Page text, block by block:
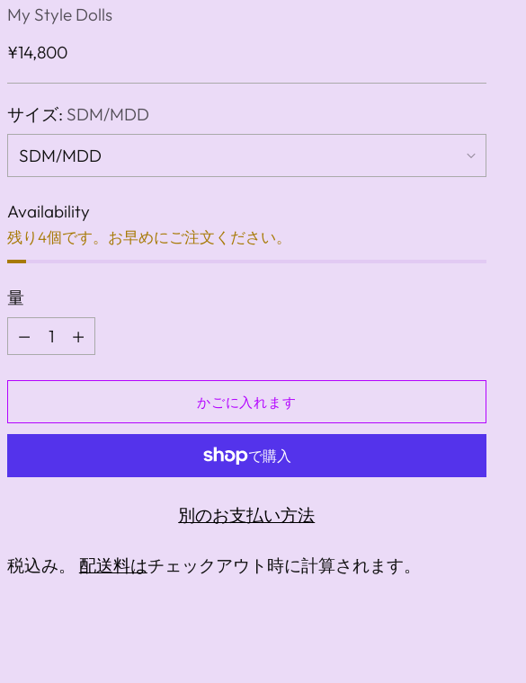
My Style Dolls
通
格
¥14,800
サイズ: SDM/MDD
Availability
残り4個です。お早めにご注文ください。
量
かごに入れます
別のお支払い方法
税込み。 配送料はチェックアウト時に計算されます。